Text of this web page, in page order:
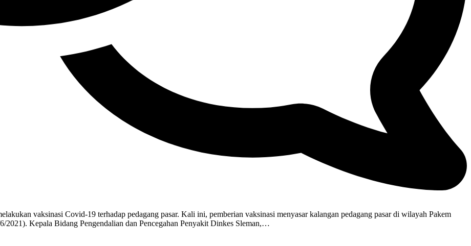
vaksinasi Covid-19 terhadap pedagang pasar. Kali ini, pemberian vaksinasi menyasar kalangan pedagang pasar di wilayah Pakem
Kepala Bidang Pengendalian dan Pencegahan Penyakit Dinkes Sleman,…